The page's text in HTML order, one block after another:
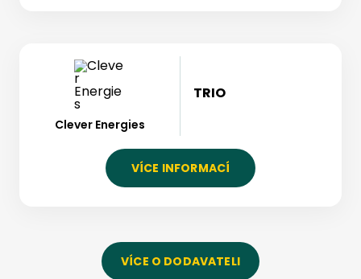
Clever Energies
TRIO
VÍCE INFORMACÍ
VÍCE O DODAVATELI